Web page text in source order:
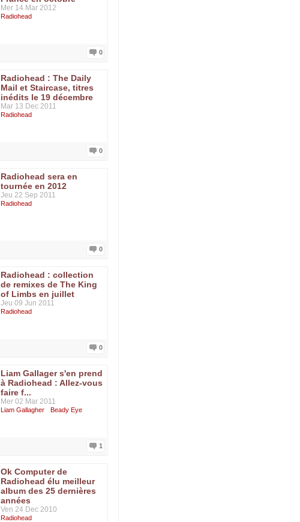
Mer 14 Mar 2012
Radiohead
0
Radiohead : The Daily
Mail et Staircase, titres
inédits le 19 décembre
Mar 13 Dec 2011
Radiohead
0
Radiohead sera en
tournée en 2012
Jeu 22 Sep 2011
Radiohead
0
Radiohead : collection
de remixes de The King
of Limbs en juillet
Jeu 09 Jun 2011
Radiohead
0
Liam Gallager s'en prend
à Radiohead : Allez-vous
faire f...
Mer 02 Mar 2011
Liam Gallagher Beady Eye
1
Ok Computer de
Radiohead élu meilleur
album des 25 dernières
années
Ven 24 Dec 2010
Radiohead